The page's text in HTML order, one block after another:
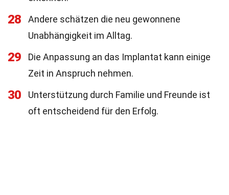
28
Andere schätzen die neu gewonnene
Unabhängigkeit im Alltag.
29
Die Anpassung an das Implantat kann einige
Zeit in Anspruch nehmen.
30
Unterstützung durch Familie und Freunde ist
oft entscheidend für den Erfolg.